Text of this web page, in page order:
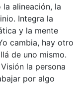
alineación, la
Integra la
y la mente
cambia, hay otro
de uno mismo.
la persona
por algo